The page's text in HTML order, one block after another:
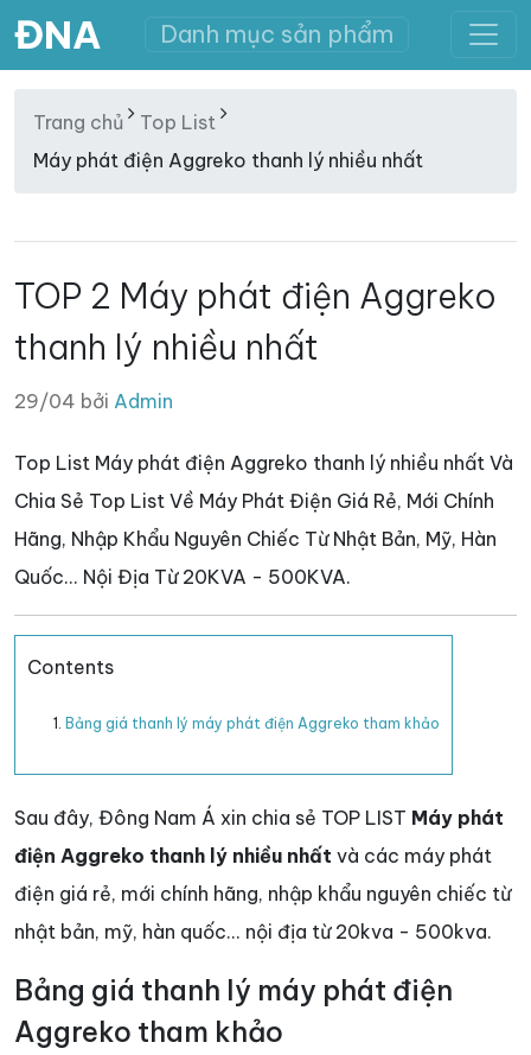
ĐNA Danh mục sản phẩm
Trang chủ
Top List
Máy phát điện Aggreko thanh lý nhiều nhất
TOP 2 Máy phát điện Aggreko
thanh lý nhiều nhất
29/04 bởi Admin
Top List Máy phát điện Aggreko thanh lý nhiều nhất Và
Chia Sẻ Top List Về Máy Phát Điện Giá Rẻ, Mới Chính
Hãng, Nhập Khẩu Nguyên Chiếc Từ Nhật Bản, Mỹ, Hàn
Quốc... Nội Địa Từ 20KVA - 500KVA.
Contents
Bảng giá thanh lý máy phát điện Aggreko tham khảo
Sau đây, Đông Nam Á xin chia sẻ TOP LIST Máy phát
điện Aggreko thanh lý nhiều nhất và các máy phát
điện giá rẻ, mới chính hãng, nhập khẩu nguyên chiếc từ
nhật bản, mỹ, hàn quốc... nội địa từ 20kva - 500kva.
Bảng giá thanh lý máy phát điện
Aggreko tham khảo